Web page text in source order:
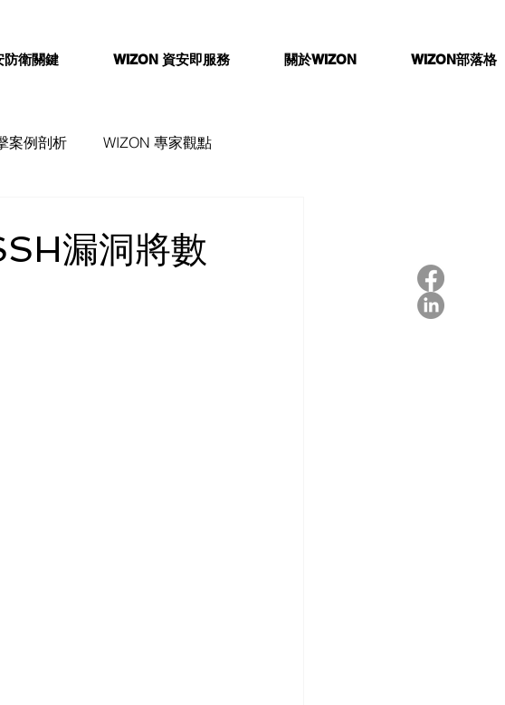
防衛關鍵 WIZON 資安即服務 關於WIZON WIZON部落格
案例剖析 WIZON 專家觀點
漏洞將數